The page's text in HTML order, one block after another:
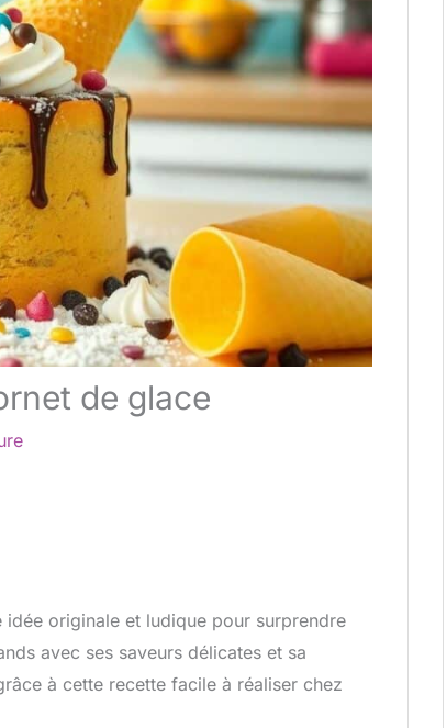
de glace
idée originale et ludique pour surprendre
avec ses saveurs délicates et sa
à cette recette facile à réaliser chez